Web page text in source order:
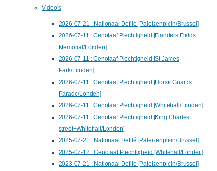
Video's
2026-07-21 : Nationaal Defilé [Paleizenplein/Brussel]
2026-07-11 : Cenotaaf Plechtigheid [Flanders Fields
Memorial/Londen]
2026-07-11 : Cenotaaf Plechtigheid [St James
Park/Londen]
2026-07-11 : Cenotaaf Plechtigheid [Horse Guards
Parade/Londen]
2026-07-11 : Cenotaaf Plechtigheid [Whitehall/Londen]
2026-07-11 : Cenotaaf Plechtigheid [King Charles
street+Whitehall/Londen]
2025-07-21 : Nationaal Defilé [Paleizenplein/Brussel]
2025-07-12 : Cenotaaf Plechtigheid [Whitehall/Londen]
2023-07-21 : Nationaal Defilé [Paleizenplein/Brussel]